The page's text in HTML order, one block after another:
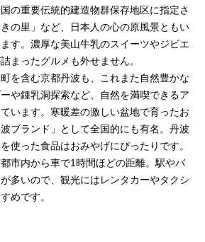
の重要伝統的建造物群保存地区に指定さ
の里」など、日本人の心の原風景ともい
す。濃厚な美山牛乳のスイーツやジビエ
まったグルメも外せません。
を含む京都丹波も、これまた自然豊かな
や鍾乳洞探索など、自然を満喫できるア
います。寒暖差の激しい盆地で育ったお
ブランド」として全国的にも有名。丹波
使った食品はおみやげにぴったりです。
市内から車で1時間ほどの距離。駅やバ
多いので、観光にはレンタカーやタクシ
めです。